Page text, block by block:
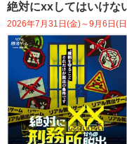
絶対にxxしてはいけな
2026年7月31日(金)～9月6日(